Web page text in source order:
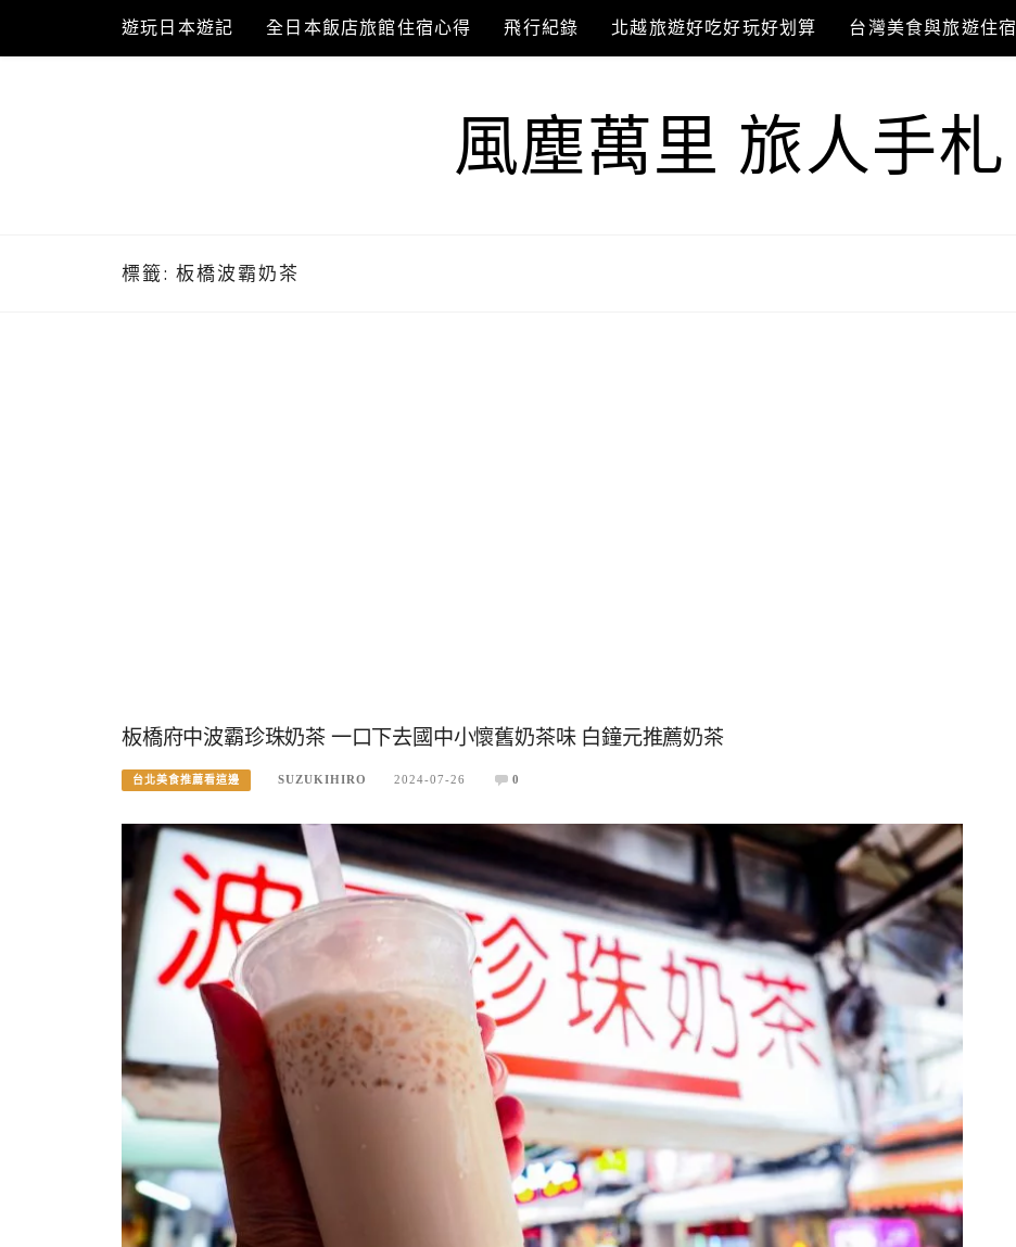
content
遊玩日本遊記 全日本飯店旅館住宿心得 飛行紀錄 北越旅遊好吃好玩好划算 台灣美食與旅遊住宿
風塵萬里 旅人手札
標籤: 板橋波霸奶茶
板橋府中波霸珍珠奶茶 一口下去國中小懷舊奶茶味 白鐘元推薦奶茶
台北美食推薦看這邊 SUZUKIHIRO 2024-07-26 0